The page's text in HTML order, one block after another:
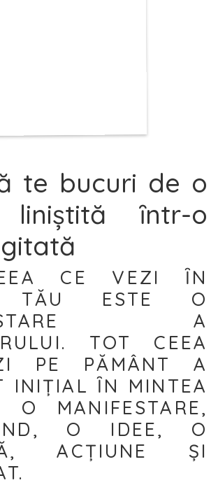
te bucuri de o
liniştită ȋntr-o
CE VEZI ȊN
TĂU ESTE O
A
TOT CEEA
PE PĂMÂNT A
INIȚIAL ȊN MINTEA
O MANIFESTARE,
O IDEE, O
ACȚIUNE ŞI